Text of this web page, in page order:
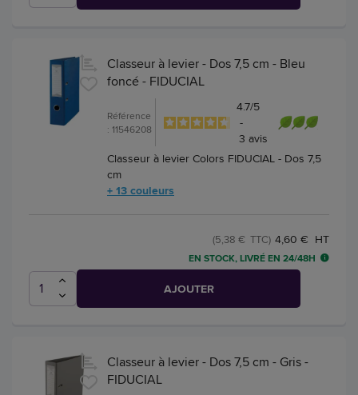
Classeur à levier - Dos 7,5 cm - Bleu
foncé - FIDUCIAL
Référence
: 11546208
4.7/5
-
3 avis
Classeur à levier Colors FIDUCIAL - Dos 7,5
cm
+ 13 couleurs
4,60 € HT
(5,38 € TTC)
EN STOCK, LIVRÉ EN 24/48H
AJOUTER
Classeur à levier - Dos 7,5 cm - Gris -
FIDUCIAL